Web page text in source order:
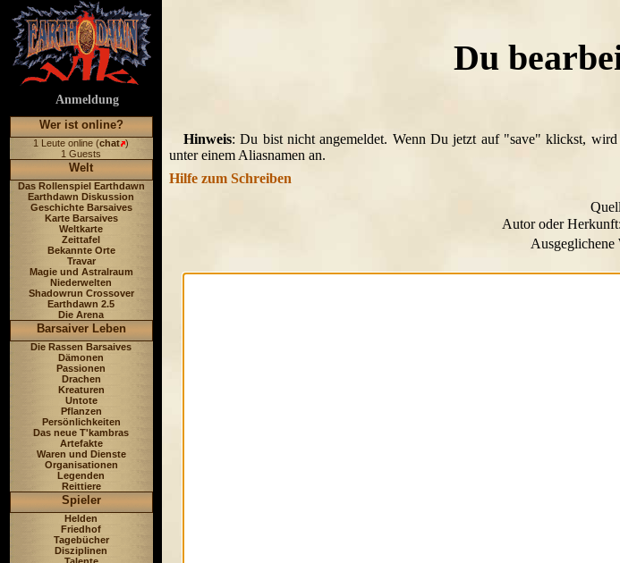
Anmeldung
Wer ist online?
1 Leute online (chat )
1 Guests
Welt
Das Rollenspiel Earthdawn
Earthdawn Diskussion
Geschichte Barsaives
Karte Barsaives
Weltkarte
Zeittafel
Bekannte Orte
Travar
Magie und Astralraum
Niederwelten
Shadowrun Crossover
Earthdawn 2.5
Die Arena
Barsaiver Leben
Die Rassen Barsaives
Dämonen
Passionen
Drachen
Kreaturen
Untote
Pflanzen
Persönlichkeiten
Das neue T'kambras
Artefakte
Waren und Dienste
Organisationen
Legenden
Reittiere
Spieler
Helden
Friedhof
Tagebücher
Disziplinen
Du
Hinweis: Du bist nicht angemeldet. Wenn Du jetzt auf "save" klickst,
unter einem Aliasnamen an.
Hilfe zum Schreiben
Autor oder Herkunft:
Ausgeglichene